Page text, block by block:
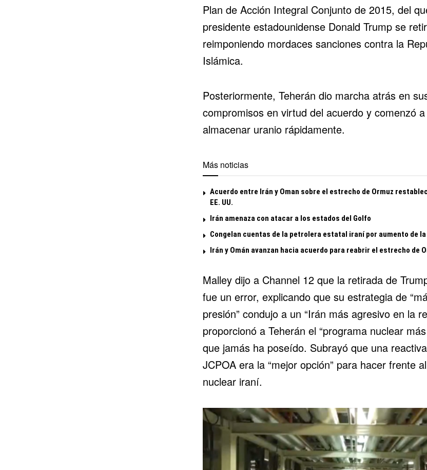
Plan de Acción Integral Conjunto de 2015, del
presidente estadounidense Donald Trump se
reimponiendo mordaces sanciones contra la
Islámica.
Posteriormente, Teherán dio marcha atrás en
compromisos en virtud del acuerdo y comenzó
almacenar uranio rápidamente.
Más noticias
Acuerdo entre Irán y Oman sobre el estrecho de Ormuz
EE. UU.
Irán amenaza con atacar a los estados del Golfo
Congelan cuentas de la petrolera estatal iraní por aumento de la
Irán y Omán avanzan hacia acuerdo para reabrir el estrecho de
Malley dijo a Channel 12 que la retirada de
fue un error, explicando que su estrategia de
presión” condujo a un “Irán más agresivo en la
proporcionó a Teherán el “programa nuclear
que jamás ha poseído. Subrayó que una
JCPOA era la “mejor opción” para hacer frente
nuclear iraní.